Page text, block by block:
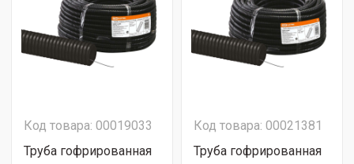
Код товара: 00019033
Труба гофрированная
Код товара: 00021381
Труба гофрированная